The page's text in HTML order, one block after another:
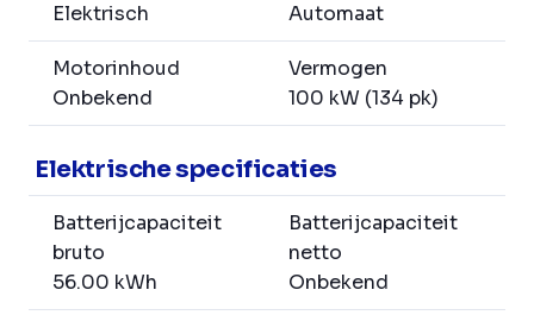
Elektrisch
Automaat
Motorinhoud
Onbekend
Vermogen
100 kW (134 pk)
Elektrische specificaties
Batterijcapaciteit
bruto
56.00 kWh
Batterijcapaciteit
netto
Onbekend